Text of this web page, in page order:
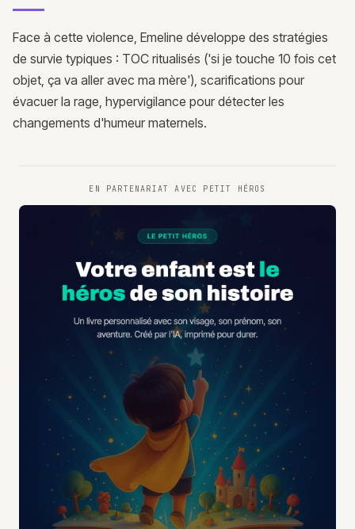
Face à cette violence, Emeline développe des stratégies
de survie typiques : TOC ritualisés ('si je touche 10 fois cet
objet, ça va aller avec ma mère'), scarifications pour
évacuer la rage, hypervigilance pour détecter les
changements d'humeur maternels.
EN PARTENARIAT AVEC PETIT HÉROS